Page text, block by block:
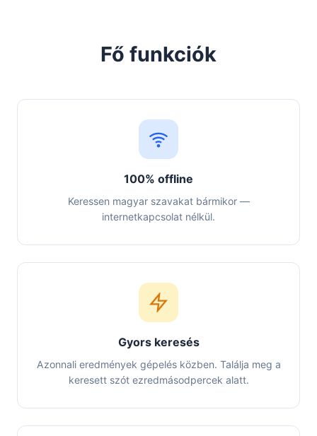
Fő funkciók
100% offline
Keressen magyar szavakat bármikor —
internetkapcsolat nélkül.
Gyors keresés
Azonnali eredmények gépelés közben. Találja meg a
keresett szót ezredmásodpercek alatt.